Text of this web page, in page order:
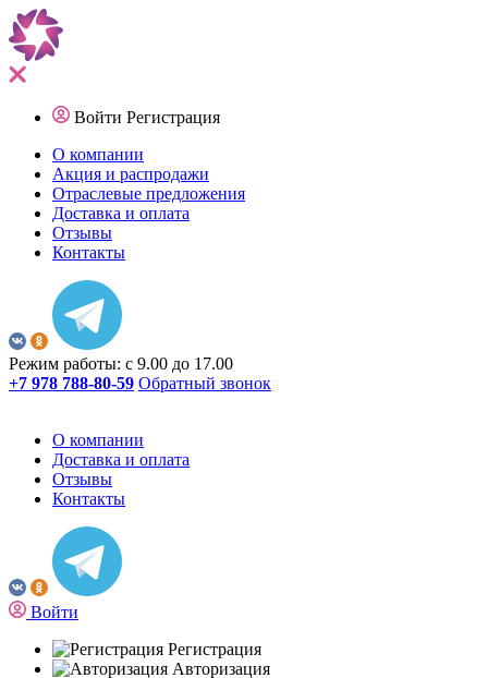
Войти Регистрация
О компании
Акция и распродажи
Отраслевые предложения
Доставка и оплата
Отзывы
Контакты
Режим работы: с 9.00 до 17.00
+7 978 788-80-59 Обратный звонок
О компании
Доставка и оплата
Отзывы
Контакты
Войти
Регистрация
Авторизация